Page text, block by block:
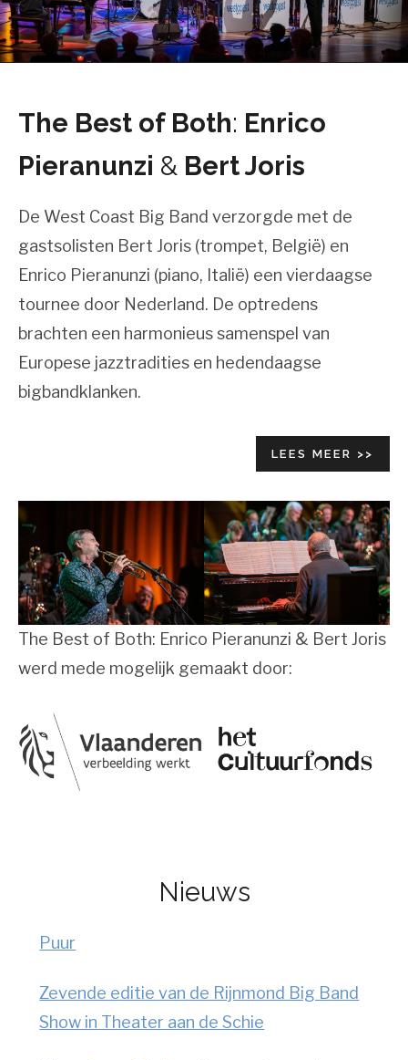
The Best of Both: Enrico
Pieranunzi & Bert Joris
De West Coast Big Band verzorgde met de
gastsolisten Bert Joris (trompet, België) en
Enrico Pieranunzi (piano, Italië) een vierdaagse
tournee door Nederland. De optredens
brachten een harmonieus samenspel van
Europese jazztradities en hedendaagse
bigbandklanken.
LEES MEER >>
The Best of Both: Enrico Pieranunzi & Bert Joris
werd mede mogelijk gemaakt door:
Nieuws
Puur
Zevende editie van de Rijnmond Big Band
Show in Theater aan de Schie